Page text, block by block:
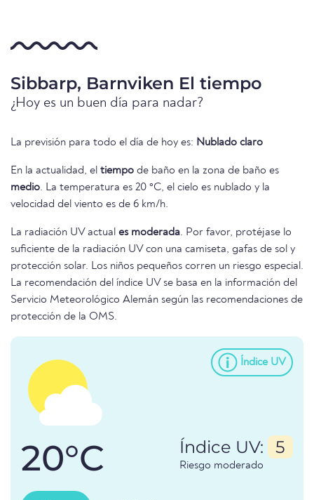
Sibbarp, Barnviken El tiempo
¿Hoy es un buen día para nadar?
La previsión para todo el día de hoy es: Nublado claro
En la actualidad, el tiempo de baño en la zona de baño es
medio. La temperatura es 20 °C, el cielo es nublado y la
velocidad del viento es de 6 km/h.
La radiación UV actual es moderada. Por favor, protéjase lo
suficiente de la radiación UV con una camiseta, gafas de sol y
protección solar. Los niños pequeños corren un riesgo especial.
La recomendación del índice UV se basa en la información del
Servicio Meteorológico Alemán según las recomendaciones de
protección de la OMS.
Índice UV
20°C Índice UV: 5
Riesgo moderado